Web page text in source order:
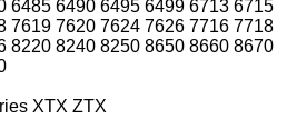
6485 6490 6495 6499 6713 6715
7619 7620 7624 7626 7716 7718
8220 8240 8250 8650 8660 8670
XTX ZTX